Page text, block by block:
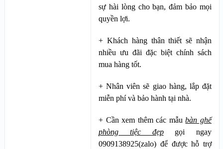
sự hài lòng cho bạn, đảm bảo mọi
quyền lợi.
+ Khách hàng thân thiết sẽ nhận
nhiều ưu đãi đặc biệt chính sách
mua hàng tốt.
+ Nhân viên sẽ giao hàng, lắp đặt
miễn phí và bảo hành tại nhà.
+ Cần xem thêm các mẫubàn ghế
phòng tiệc đẹpgọi ngay
0909138925(zalo) để được hỗ trợ